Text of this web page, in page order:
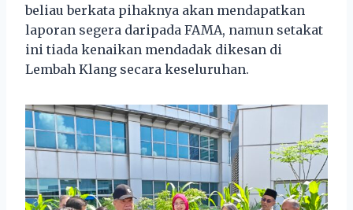
beliau berkata pihaknya akan mendapatkan
laporan segera daripada FAMA, namun setakat
ini tiada kenaikan mendadak dikesan di
Lembah Klang secara keseluruhan.